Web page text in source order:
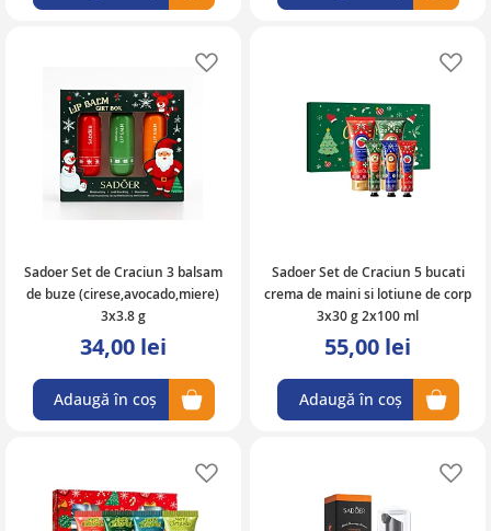
Sadoer Set de Craciun 3 balsam
de buze (cirese,avocado,miere)
3x3.8 g
34,00 lei
Adaugă în coș
Sadoer Set de Craciun 5 bucati
crema de maini si lotiune de corp
3x30 g 2x100 ml
55,00 lei
Adaugă în coș